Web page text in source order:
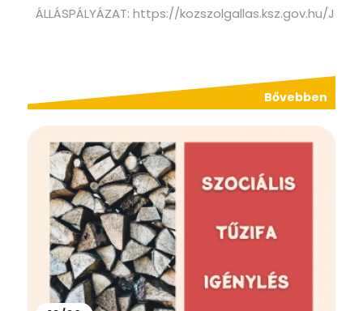
ÁLLÁSPÁLYÁZAT: https://kozszolgallas.ksz.gov.hu/
Bővebben